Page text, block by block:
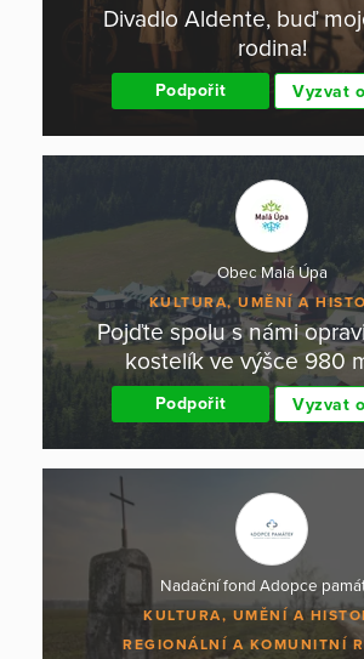
Divadlo Aldente, buď
rodina!
Podpořit Vyzvat
Obec Malá Úpa
KULTURA, UMĚNÍ A
Pojďte spolu s námi
kostelík ve výšce 980
Podpořit Vyzvat
Nadační fond Adopce
KULTURA, UMĚNÍ A
REGIONÁLNÍ A KOMUNITNÍ